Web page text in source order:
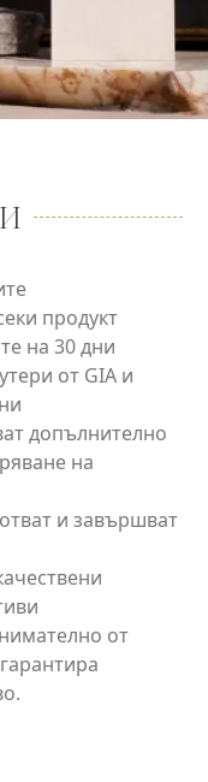
продукт
на 30 дни
от GIA и
допълнително
на
и завършват
от